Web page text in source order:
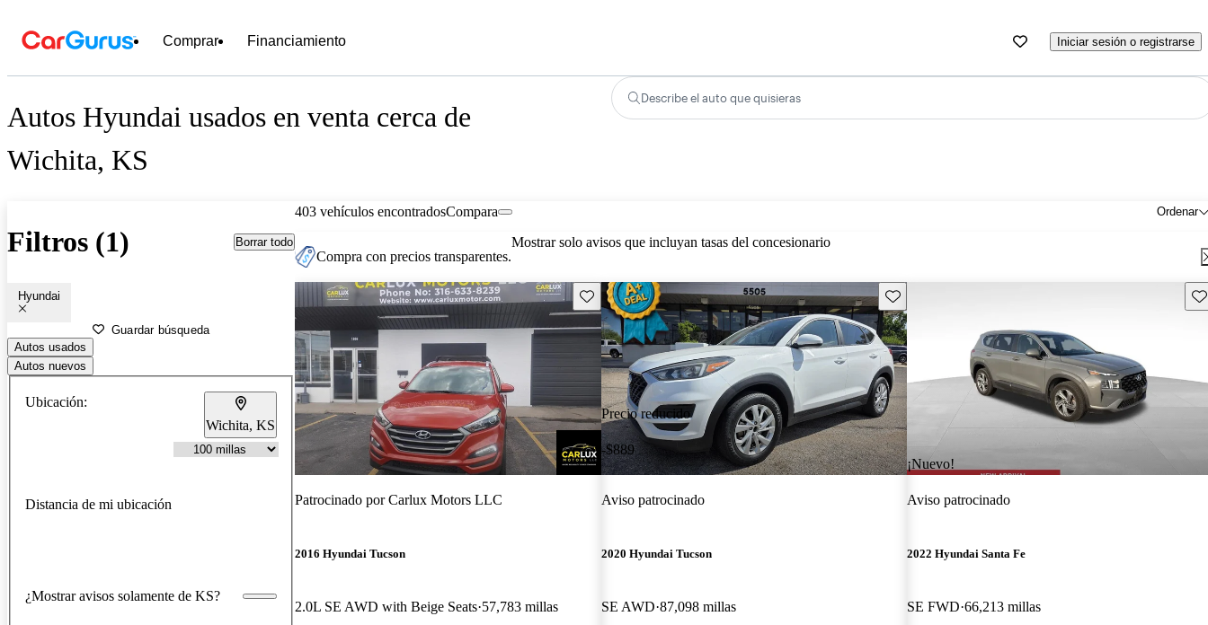
Comprar Financiamiento Iniciar sesión o registrarse
Autos Hyundai usados en venta cerca de
Wichita, KS
Describe el auto que quisieras
Filtros (1) Borrar todo
Hyundai
Guardar búsqueda
Autos usados
Autos nuevos
Ubicación:
Wichita, KS
Distancia de mi ubicación
¿Mostrar avisos solamente de KS?
403 vehículos encontrados Ordenar
Compara
Compra con precios transparentes.
Mostrar solo avisos que incluyan tasas del concesionario
Guarda este Aviso
Patrocinado porCarlux Motors LLC
2016 Hyundai Tucson
2.0L SE AWD with Beige Seats 57,783 millas
Precio reducido
-$889
Guarda este Aviso
Aviso patrocinado
2020 Hyundai Tucson
SE AWD 87,098 millas
¡Nuevo!
Aviso patrocinado
2022 Hyundai Santa Fe
SE FWD 66,213 millas